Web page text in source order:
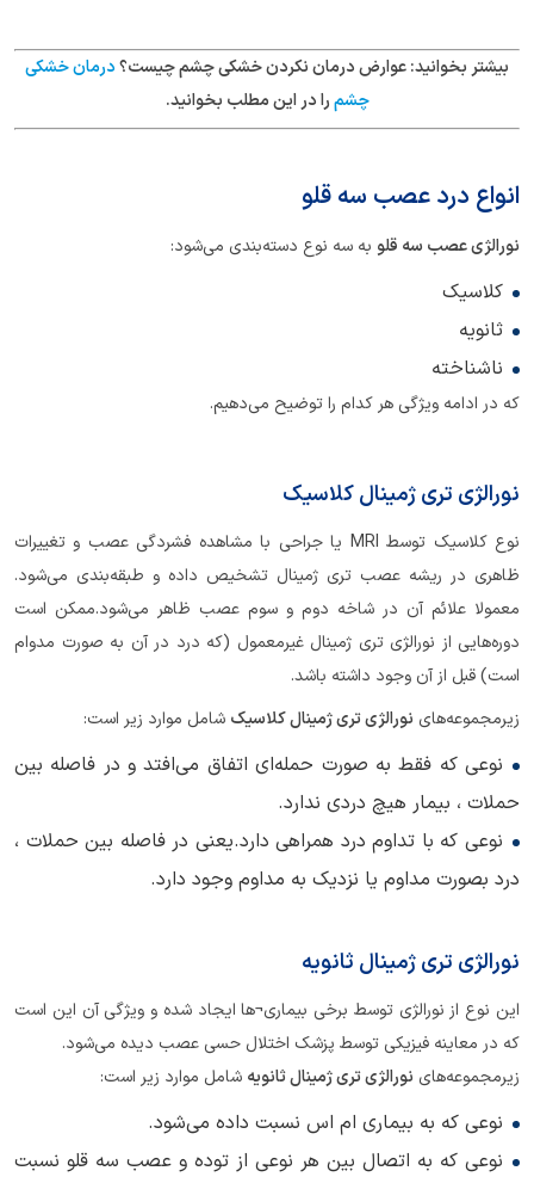
بیشتر بخوانید: عوارض درمان نکردن خشکی چشم چیست؟درمان خشکی
چشمرا در این مطلب بخوانید.
انواع درد عصب سه قلو
نورالژی عصب سه قلو به سه نوع دسته‌بندی می‌شود:
کلاسیک
ثانویه
ناشناخته
که در ادامه ویژگی هر کدام را توضیح می‌دهیم.
نورالژی تری ژمینال کلاسیک
نوع کلاسیک توسط MRI یا جراحی با مشاهده فشردگی عصب و تغییرات
ظاهری در ریشه عصب تری ژمینال تشخیص داده و طبقه‌بندی می‌شود.
معمولا علائم آن در شاخه دوم و سوم عصب ظاهر می‌شود.ممکن است
دوره‌هایی از نورالژی تری ژمینال غیرمعمول (که درد در آن به صورت مدوام
است) قبل از آن وجود داشته باشد.
زیرمجموعه‌های نورالژی تری ژمینال کلاسیک شامل موارد زیر است:
نوعی که فقط به صورت حمله‌ای اتفاق می‌افتد و در فاصله بین
حملات ، بیمار هیچ دردی ندارد.
نوعی که با تداوم درد همراهی دارد.یعنی در فاصله بین حملات ،
درد بصورت مداوم یا نزدیک به مداوم وجود دارد.
نورالژی تری ژمینال ثانویه
این نوع از نورالژی توسط برخی بیماری¬ها ایجاد شده و ویژگی آن این است
که در معاینه فیزیکی توسط پزشک اختلال حسی عصب دیده می‌شود.
زیرمجموعه‌های نورالژی تری ژمینال ثانویه شامل موارد زیر است:
نوعی که به بیماری ام اس نسبت داده می‌شود.
نوعی که به اتصال بین هر نوعی از توده و عصب سه قلو نسبت